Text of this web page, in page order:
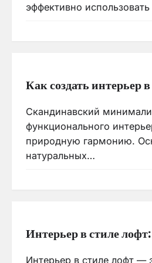
эффективно
Как создать интерьер
Скандинавский
функционального
природную гармонию.
натуральных…
Интерьер в стиле
Интерьер в стиле лофт —